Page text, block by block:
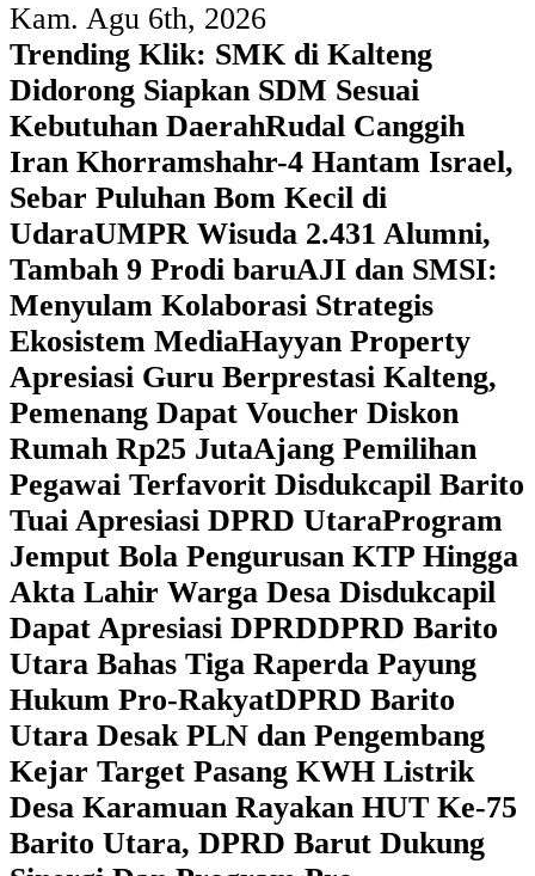
Kam. Agu 6th, 2026
Trending Klik: SMK di Kalteng
Didorong Siapkan SDM Sesuai
Kebutuhan DaerahRudal Canggih
Iran Khorramshahr-4 Hantam Israel,
Sebar Puluhan Bom Kecil di
UdaraUMPR Wisuda 2.431 Alumni,
Tambah 9 Prodi baruAJI dan SMSI:
Menyulam Kolaborasi Strategis
Ekosistem MediaHayyan Property
Apresiasi Guru Berprestasi Kalteng,
Pemenang Dapat Voucher Diskon
Rumah Rp25 JutaAjang Pemilihan
Pegawai Terfavorit Disdukcapil Barito
Tuai Apresiasi DPRD UtaraProgram
Jemput Bola Pengurusan KTP Hingga
Akta Lahir Warga Desa Disdukcapil
Dapat Apresiasi DPRDDPRD Barito
Utara Bahas Tiga Raperda Payung
Hukum Pro-RakyatDPRD Barito
Utara Desak PLN dan Pengembang
Kejar Target Pasang KWH Listrik
Desa Karamuan Rayakan HUT Ke-75
Barito Utara, DPRD Barut Dukung